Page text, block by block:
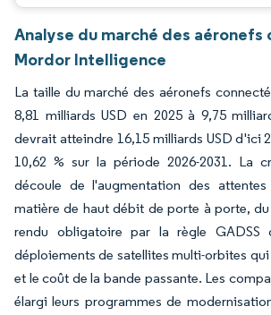
Analyse du marché des aéronefs
Mordor Intelligence
La taille du marché des aéronefs
8,81 milliards USD en 2025 à 9,75
devrait atteindre 16,15 milliards USD d'ici
10,62 % sur la période 2026-2031. La
découle de l'augmentation des
matière de haut débit de porte à porte,
rendu obligatoire par la règle
déploiements de satellites multi-orbites
et le coût de la bande passante. Les
élargi leurs programmes de